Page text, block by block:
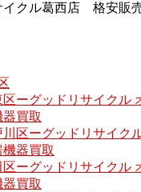
クル葛西店 格安販
区ーグッドリサイクル
器買取
川区ーグッドリサイク
機器買取
区ーグッドリサイクル
器買取